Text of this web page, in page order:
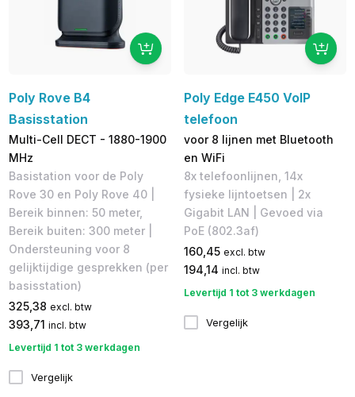
Poly Rove B4
Basisstation
Multi-Cell DECT - 1880-1900
MHz
Basistation voor de Poly
Rove 30 en Poly Rove 40 |
Bereik binnen: 50 meter,
Bereik buiten: 300 meter |
Ondersteuning voor 8
gelijktijdige gesprekken (per
basisstation)
325,38 excl. btw
393,71 incl. btw
Levertijd 1 tot 3 werkdagen
Vergelijk
Poly Edge E450 VoIP
telefoon
voor 8 lijnen met Bluetooth
en WiFi
8x telefoonlijnen, 14x
fysieke lijntoetsen | 2x
Gigabit LAN | Gevoed via
PoE (802.3af)
160,45 excl. btw
194,14 incl. btw
Levertijd 1 tot 3 werkdagen
Vergelijk